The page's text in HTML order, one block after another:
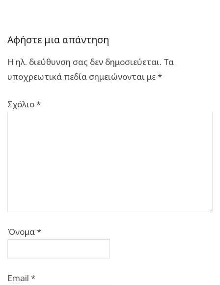
Αφήστε μια απάντηση
Η ηλ. διεύθυνση σας δεν δημοσιεύεται. Τα
υποχρεωτικά πεδία σημειώνονται με*
Σχόλιο*
Όνομα*
Email *